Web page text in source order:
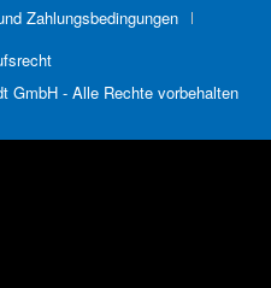
Zahlungsbedingungen
GmbH - Alle Rechte vorbehalten